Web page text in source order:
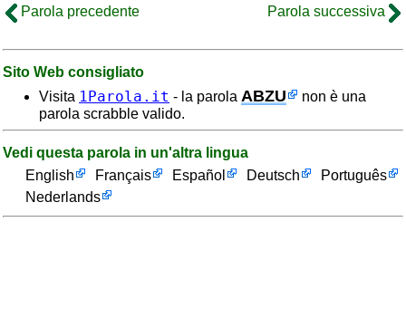
Parola precedente
Parola successiva
Sito Web consigliato
Visita 1Parola.it - la parola ABZU
non è una
parola scrabble valido.
Vedi questa parola in un'altra lingua
English
Français Español Deutsch
Português
Nederlands